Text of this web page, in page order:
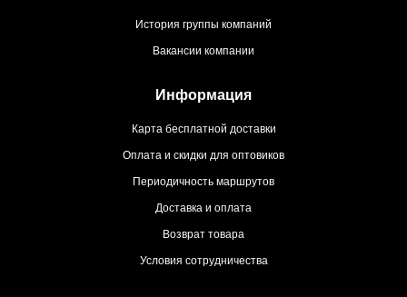
История группы компаний
Вакансии компании
Информация
Карта бесплатной доставки
Оплата и скидки для оптовиков
Периодичность маршрутов
Доставка и оплата
Возврат товара
Условия сотрудничества